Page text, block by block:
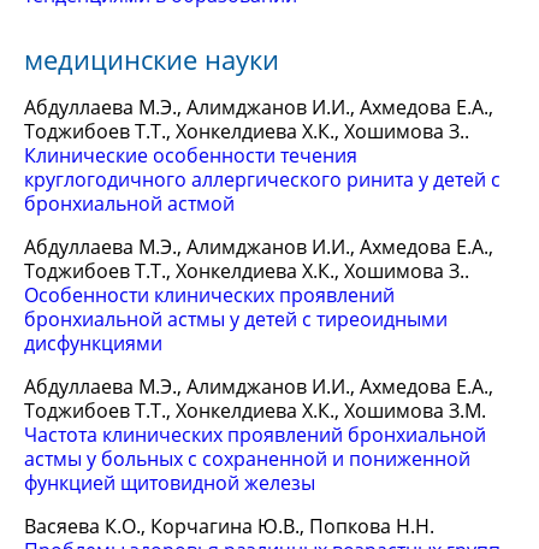
медицинские науки
Абдуллаева М.Э., Алимджанов И.И., Ахмедова Е.А.,
Тоджибоев Т.Т., Хонкелдиева Х.К., Хошимова З..
Клинические особенности течения
круглогодичного аллергического ринита у детей с
бронхиальной астмой
Абдуллаева М.Э., Алимджанов И.И., Ахмедова Е.А.,
Тоджибоев Т.Т., Хонкелдиева Х.К., Хошимова З..
Особенности клинических проявлений
бронхиальной астмы у детей с тиреоидными
дисфункциями
Абдуллаева М.Э., Алимджанов И.И., Ахмедова Е.А.,
Тоджибоев Т.Т., Хонкелдиева Х.К., Хошимова З.М.
Частота клинических проявлений бронхиальной
астмы у больных с сохраненной и пониженной
функцией щитовидной железы
Васяева К.О., Корчагина Ю.В., Попкова Н.Н.